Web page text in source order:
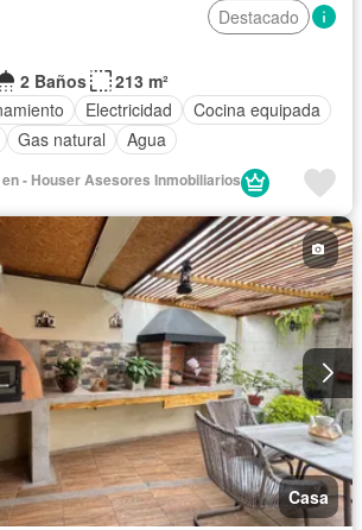
Destacado
2 Baños
213 m²
Electricidad
Cocina equipada
Gas natural Agua
- Houser Asesores Inmobiliarios
Casa